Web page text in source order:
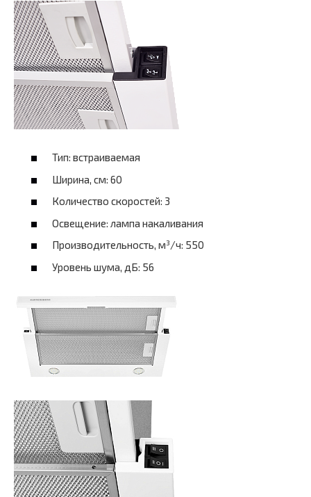
Тип: встраиваемая
Ширина, см: 60
Количество скоростей: 3
Освещение: лампа накаливания
Производительность, м³/ч: 550
Уровень шума, дБ: 56